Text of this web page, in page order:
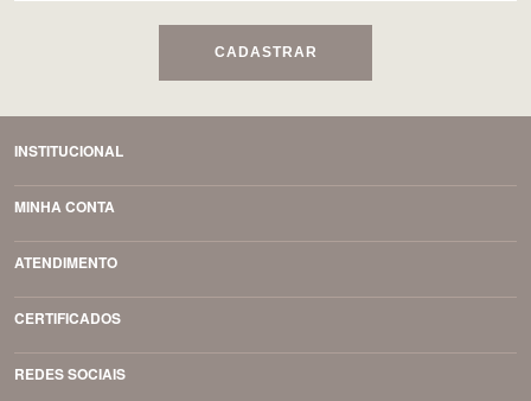
CADASTRAR
INSTITUCIONAL
MINHA CONTA
ATENDIMENTO
CERTIFICADOS
REDES SOCIAIS